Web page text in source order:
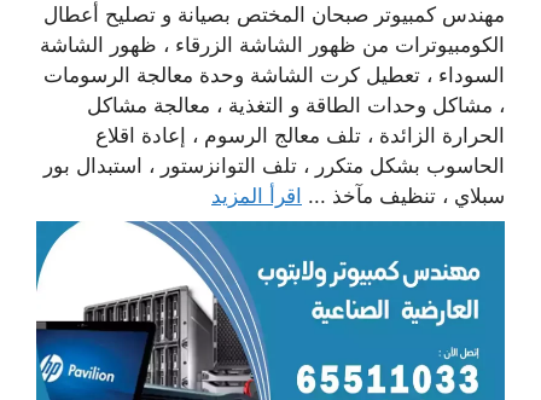
مهندس كمبيوتر صبحان المختص بصيانة و تصليح أعطال
الكومبيوترات من ظهور الشاشة الزرقاء ، ظهور الشاشة
السوداء ، تعطيل كرت الشاشة وحدة معالجة الرسومات
، مشاكل وحدات الطاقة و التغذية ، معالجة مشاكل
الحرارة الزائدة ، تلف معالج الرسوم ، إعادة اقلاع
الحاسوب بشكل متكرر ، تلف التوانزستور ، استبدال بور
سبلاي ، تنظيف مآخذ ... اقرأ المزيد